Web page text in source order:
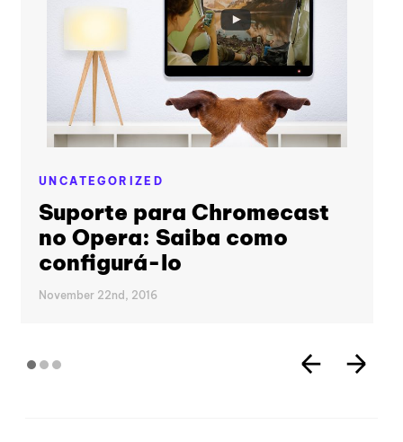
UNCATEGORIZED
Suporte para Chromecast
no Opera: Saiba como
configurá-lo
November 22nd, 2016